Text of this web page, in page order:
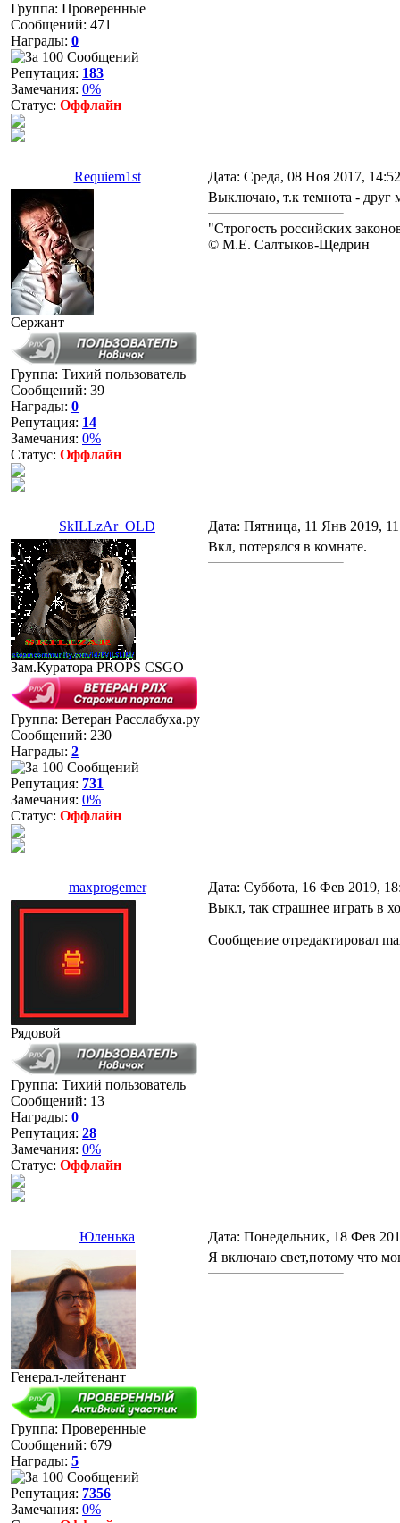
Группа: Проверенные
Сообщений: 471
Награды: 0
Репутация: 183
Замечания: 0%
Статус: Оффлайн
Requiem1st Дата: Среда, 08 Ноя 2017,
Сержант
Группа: Тихий пользователь
Сообщений: 39
Награды: 0
Репутация: 14
Замечания: 0%
Статус: Оффлайн
Выключаю, т.к темнота - друг
"Строгость российских
© М.Е. Салтыков-Щедрин
SkILLzAr_OLD Дата: Пятница, 11 Янв 2019,
Зам.Куратора PROPS CSGO
Группа: Ветеран Расслабуха.ру
Сообщений: 230
Награды: 2
Репутация: 731
Замечания: 0%
Статус: Оффлайн
Вкл, потерялся в комнате.
maxprogemer Дата: Суббота, 16 Фев 2019,
Рядовой
Группа: Тихий пользователь
Сообщений: 13
Награды: 0
Репутация: 28
Замечания: 0%
Статус: Оффлайн
Выкл, так страшнее играть в
Сообщение отредактировал
Юленька Дата: Понедельник, 18 Фев
Генерал-лейтенант
Группа: Проверенные
Сообщений: 679
Награды: 5
Репутация: 7356
Замечания: 0%
Я включаю свет,потому что